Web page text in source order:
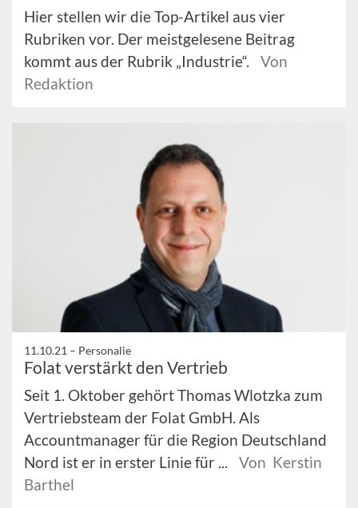
Hier stellen wir die Top-Artikel aus vier
Rubriken vor. Der meistgelesene Beitrag
kommt aus der Rubrik „Industrie“.
Von
Redaktion
11.10.21 – Personalie
Folat verstärkt den Vertrieb
Seit 1. Oktober gehört Thomas Wlotzka zum
Vertriebsteam der Folat GmbH. Als
Accountmanager für die Region Deutschland
Nord ist er in erster Linie für ...
Von Kerstin
Barthel